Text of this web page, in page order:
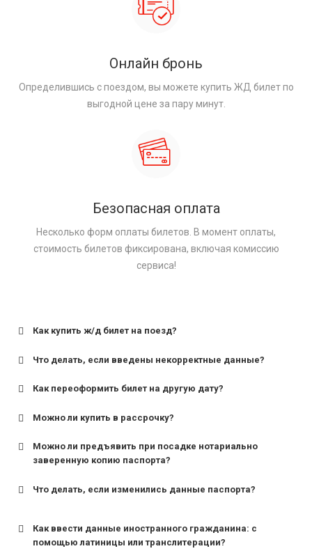
Онлайн бронь
Определившись с поездом, вы можете купить ЖД билет по
выгодной цене за пару минут.
Безопасная оплата
Несколько форм оплаты билетов. В момент оплаты,
стоимость билетов фиксирована, включая комиссию
сервиса!
Как купить ж/д билет на поезд?
Что делать, если введены некорректные данные?
Как переоформить билет на другую дату?
Можно ли купить в рассрочку?
Можно ли предъявить при посадке нотариально
заверенную копию паспорта?
Что делать, если изменились данные паспорта?
Как ввести данные иностранного гражданина: с
помощью латиницы или транслитерации?